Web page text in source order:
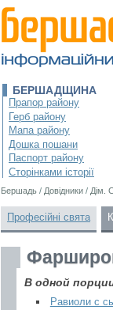
БЕРШАДЩИНА
Прапор району
Герб району
Мапа району
Дошка пошани
Паспорт району
Сторінками історії
Бершадь / Довідники / Дім.
Професійні свята
В одной
Равиоли с